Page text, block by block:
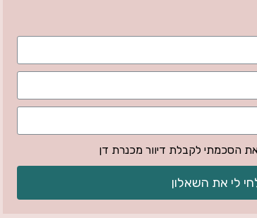
הסכמתי לקבלת דיוור מכנרת דן
לי את השאלון